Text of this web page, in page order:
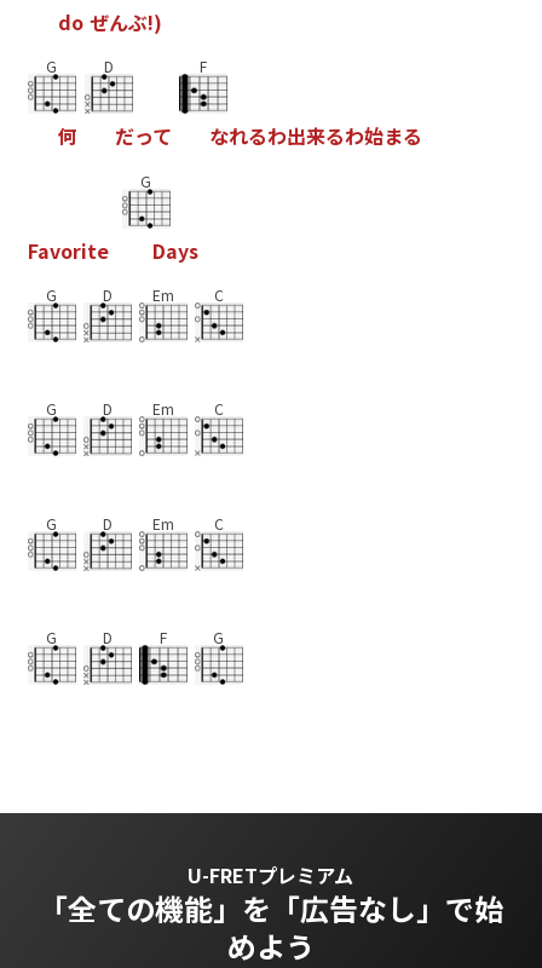
do ぜんぶ!)
G
何
D
だって
F
なれるわ出来るわ始まる
Favorite
G
Days
G D Em C
G D Em C
G D Em C
G D F G
U-FRETプレミアム
「全ての機能」を 「広告なし」で始
めよう